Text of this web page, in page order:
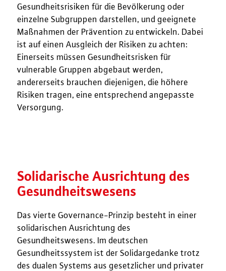
Gesundheitsrisiken für die Bevölkerung oder
einzelne Subgruppen darstellen, und geeignete
Maßnahmen der Prävention zu entwickeln. Dabei
ist auf einen Ausgleich der Risiken zu achten:
Einerseits müssen Gesundheitsrisken für
vulnerable Gruppen abgebaut werden,
andererseits brauchen diejenigen, die höhere
Risiken tragen, eine entsprechend angepasste
Versorgung.
Solidarische Ausrichtung des
Gesundheitswesens
Das vierte Governance-Prinzip besteht in einer
solidarischen Ausrichtung des
Gesundheitswesens. Im deutschen
Gesundheitssystem ist der Solidargedanke trotz
des dualen Systems aus gesetzlicher und privater